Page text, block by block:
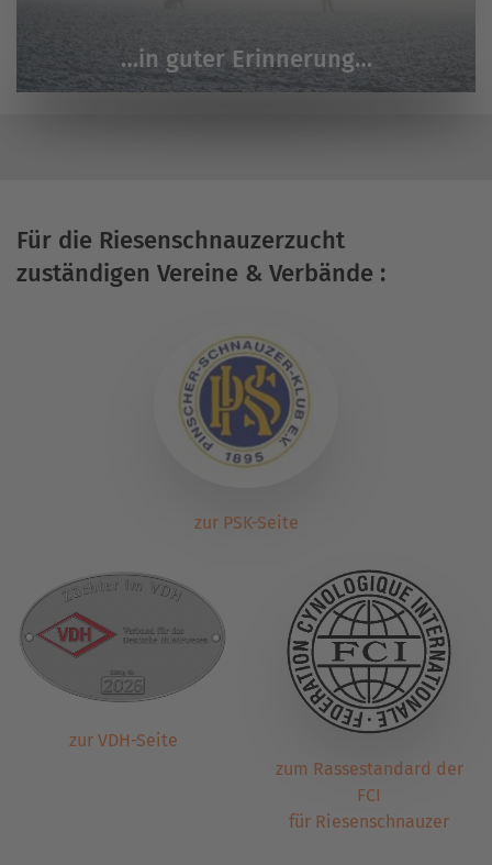
…in guter Erinnerung…
Für die Riesenschnauzerzucht
zuständigen Vereine & Verbände :
zur PSK-Seite
zur VDH-Seite
zum Rassestandard der
FCI
für Riesenschnauzer